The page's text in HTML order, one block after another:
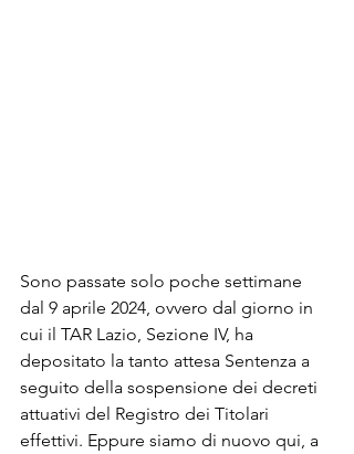
Sono passate solo poche settimane
dal 9 aprile 2024, ovvero dal giorno in
cui il TAR Lazio, Sezione IV, ha
depositato la tanto attesa Sentenza a
seguito della sospensione dei decreti
attuativi del Registro dei Titolari
effettivi. Eppure siamo di nuovo qui, a